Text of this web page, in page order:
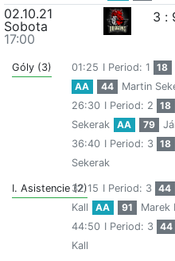
02.10.21
Sobota
17:00
3 :
Góly (3) 01:25 I Period: 1 18
AA
44
Martin
26:30 I Period: 2 18
Sekerak
AA 79
36:40 I Period: 3 18
Sekerak
I. Asistencie (2)32:15 I Period: 3 44
Kall
AA 91
Marek
44:50 I Period: 3 44
Kall